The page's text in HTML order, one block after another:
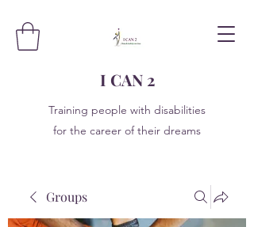
I CAN 2
Training people with disabilities
for the career of their dreams
Groups